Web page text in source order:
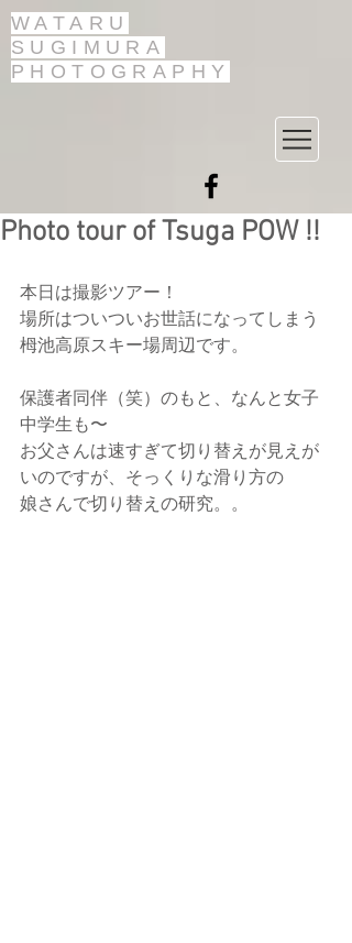
WATARU
SUGIMURA
PHOTOGRAPHY
Photo tour of Tsuga POW !!
本日は撮影ツアー！
場所はついついお世話になってしまう
栂池高原スキー場周辺です。
保護者同伴（笑）のもと、なんと女子
中学生も〜
お父さんは速すぎて切り替えが見えが
いのですが、そっくりな滑り方の
娘さんで切り替えの研究。。